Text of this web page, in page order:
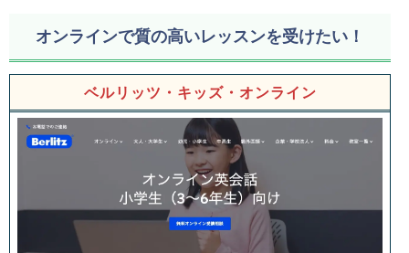
オンラインで質の高いレッスンを受けたい！
ベルリッツ・キッズ・オンライン